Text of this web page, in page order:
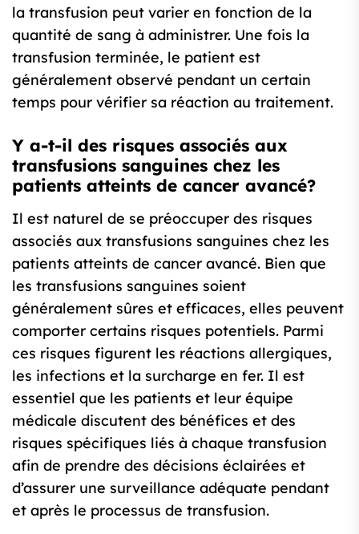
la transfusion peut varier en fonction de la
quantité de sang à administrer. Une fois la
transfusion terminée, le patient est
généralement observé pendant un certain
temps pour vérifier sa réaction au traitement.
Y a-t-il des risques associés aux
transfusions sanguines chez les
patients atteints de cancer avancé?
Il est naturel de se préoccuper des risques
associés aux transfusions sanguines chez les
patients atteints de cancer avancé. Bien que
les transfusions sanguines soient
généralement sûres et efficaces, elles peuvent
comporter certains risques potentiels. Parmi
ces risques figurent les réactions allergiques,
les infections et la surcharge en fer. Il est
essentiel que les patients et leur équipe
médicale discutent des bénéfices et des
risques spécifiques liés à chaque transfusion
afin de prendre des décisions éclairées et
d’assurer une surveillance adéquate pendant
et après le processus de transfusion.